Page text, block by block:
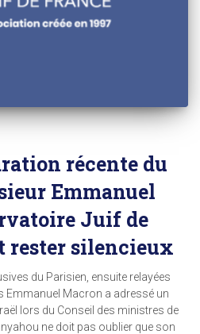
récente du
Emmanuel
Juif de
rester silencieux
du Parisien, ensuite relayées
Emmanuel Macron a adressé un
lors du Conseil des ministres de
ne doit pas oublier que son